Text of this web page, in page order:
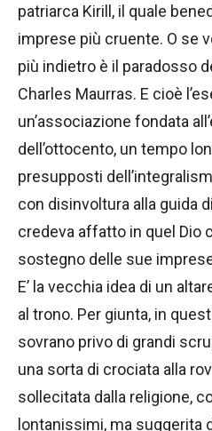
patriarca Kirill, il quale
imprese più cruente. O se
più indietro è il paradosso
Charles Maurras. E cioè
un’associazione fondata
dell’ottocento, un tempo
presupposti
con disinvoltura alla guida
credeva affatto in quel Dio
sostegno delle sue
E’ la vecchia idea di un
al trono. Per giunta, in
sovrano privo di grandi
una sorta di crociata alla
sollecitata dalla religione,
lontanissimi, ma suggerita